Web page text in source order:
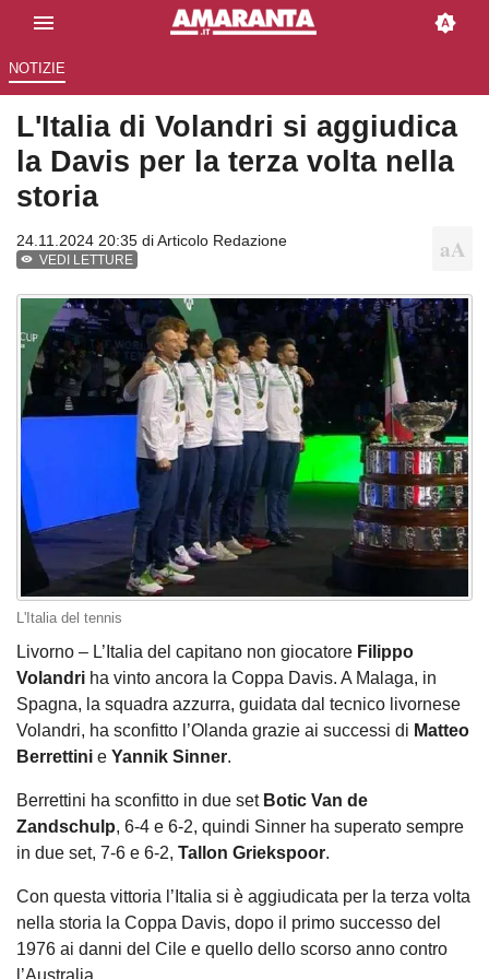
NOTIZIE
L'Italia di Volandri si aggiudica
la Davis per la terza volta nella
storia
24.11.2024 20:35 diArticolo Redazione
VEDI LETTURE
L'Italia del tennis
Livorno – L’Italia del capitano non giocatore Filippo
Volandri ha vinto ancora la Coppa Davis. A Malaga, in
Spagna, la squadra azzurra, guidata dal tecnico livornese
Volandri, ha sconfitto l’Olanda grazie ai successi di Matteo
Berrettini e Yannik Sinner.
Berrettini ha sconfitto in due set Botic Van de
Zandschulp, 6-4 e 6-2, quindi Sinner ha superato sempre
in due set, 7-6 e 6-2, Tallon Griekspoor.
Con questa vittoria l’Italia si è aggiudicata per la terza volta
nella storia la Coppa Davis, dopo il primo successo del
1976 ai danni del Cile e quello dello scorso anno contro